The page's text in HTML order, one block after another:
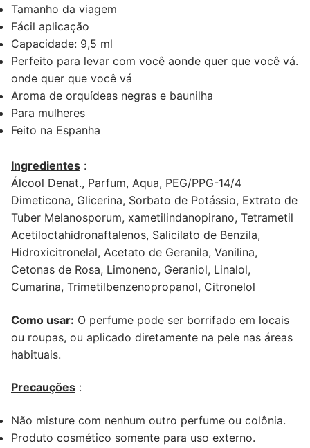
Tamanho da viagem
Fácil aplicação
Capacidade: 9,5 ml
Perfeito para levar com você aonde quer que você vá.
onde quer que você vá
Aroma de orquídeas negras e baunilha
Para mulheres
Feito na Espanha
Ingredientes :
Álcool Denat., Parfum, Aqua, PEG/PPG-14/4
Dimeticona, Glicerina, Sorbato de Potássio, Extrato de
Tuber Melanosporum, xametilindanopirano, Tetrametil
Acetiloctahidronaftalenos, Salicilato de Benzila,
Hidroxicitronelal, Acetato de Geranila, Vanilina,
Cetonas de Rosa, Limoneno, Geraniol, Linalol,
Cumarina, Trimetilbenzenopropanol, Citronelol
Como usar: O perfume pode ser borrifado em locais
ou roupas, ou aplicado diretamente na pele nas áreas
habituais.
Precauções :
Não misture com nenhum outro perfume ou colônia.
Produto cosmético somente para uso externo.